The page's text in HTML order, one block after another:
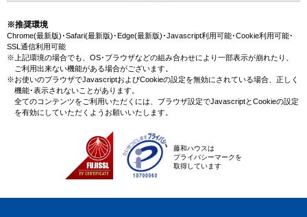
※推奨環境
Chrome(最新版)･Safari(最新版)･Edge(最新版)･Javascript利用可能･Cookie利用可能･
SSL通信利用可能
※上記環境の場合でも、OS･ブラウザなどの組み合わせにより一部表示が崩れたり、
ご利用出来ない機能がある場合がございます。
※お使いのブラウザでJavascriptおよびCookieの設定を無効にされている場合、正しく
機能･表示されないことがあります。
全てのコンテンツをご利用いただくには、ブラウザ設定でJavascriptとCookieの設定
を有効にしていただくようお願いいたします。
藤和ハウスは
プライバシーマークを
取得しています